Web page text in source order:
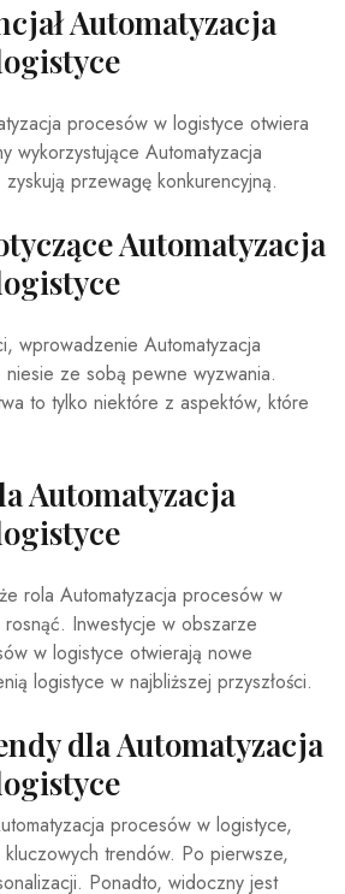
Automatyzacja
procesów w logistyce otwiera
wykorzystujące Automatyzacja
przewagę konkurencyjną.
Automatyzacja
wprowadzenie Automatyzacja
ze sobą pewne wyzwania.
to tylko niektóre z aspektów, które
Automatyzacja
rola Automatyzacja procesów w
Inwestycje w obszarze
w logistyce otwierają nowe
logistyce w najbliższej przyszłości.
dla Automatyzacja
procesów w logistyce,
kluczowych trendów. Po pierwsze,
Ponadto, widoczny jest